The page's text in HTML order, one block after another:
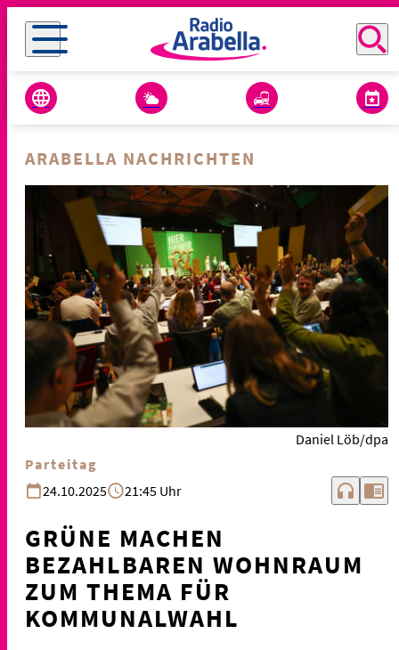
ARABELLA NACHRICHTEN
Daniel Löb/dpa
Parteitag
24.10.2025
21:45 Uhr headphones chrome_reader_mode
GRÜNE MACHEN
BEZAHLBAREN WOHNRAUM
ZUM THEMA FÜR
KOMMUNALWAHL